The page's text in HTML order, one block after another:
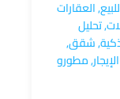
,العقارات
,تحليل
,شقق,
,مطورو